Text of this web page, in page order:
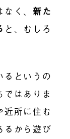
く、 新た
と、むしろ
るというの
はありま
近所に住む
るから遊び